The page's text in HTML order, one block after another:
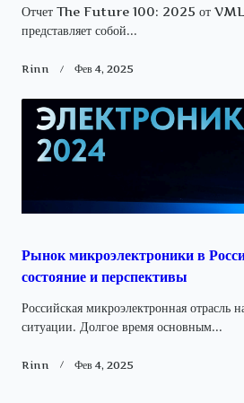
Отчет The Future 100: 2025 от
представляет собой...
Rinn Фев 4, 2025
Рынок микроэлектроники в
состояние и перспективы
Российская микроэлектронная отрасль
ситуации. Долгое время основным...
Rinn Фев 4, 2025